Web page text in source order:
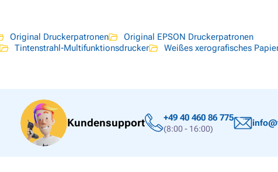
Original Druckerpatronen
Original EPSON Druckerpatronen
Tintenstrahl-Multifunktionsdrucker Weißes xerografisches
Kundensupport +49 40 460 86 775
(8:00 - 16:00)